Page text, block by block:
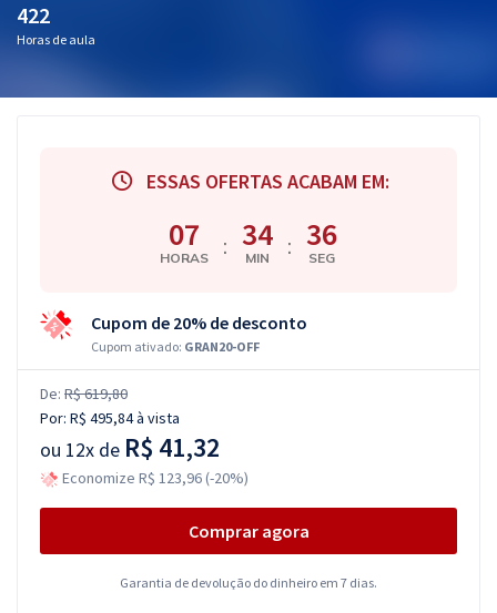
422
Horas de aula
ESSAS OFERTAS ACABAM EM:
07
HORAS : 34
MIN : 35
SEG
Cupom de 20% de desconto
Cupom ativado: GRAN20-OFF
De: R$ 619,80
Por: R$ 495,84à vista
ou 12x de R$ 41,32
Economize R$ 123,96 (-20%)
Comprar agora
Garantia de devolução do dinheiro em 7 dias.